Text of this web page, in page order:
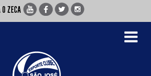
O ZECA
Toggle